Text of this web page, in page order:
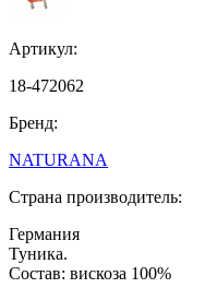
Артикул:
18-472062
Бренд:
NATURANA
Страна производитель:
Германия
Туника.
Состав: вискоза 100%